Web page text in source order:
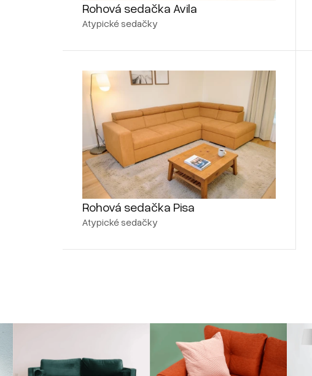
Rohová sedačka Avila
Atypické sedačky
Rohová sedačka Pisa
Atypické sedačky